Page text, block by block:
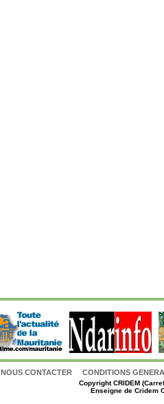
NOUS CONTACTER CONDITIONS
CopyrightCRIDEM
Enseigne de Cridem